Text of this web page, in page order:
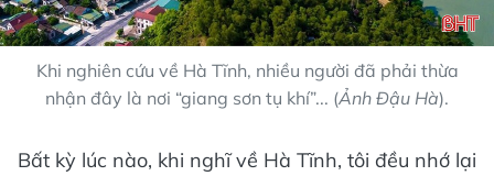
Khi nghiên cứu về Hà Tĩnh, nhiều người đã phải thừa
nhận đây là nơi “giang sơn tụ khí”... (Ảnh Đậu Hà).
Bất kỳ lúc nào, khi nghĩ về Hà Tĩnh, tôi đều nhớ lại